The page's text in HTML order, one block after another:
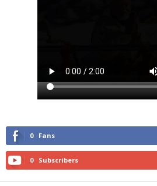
0 Fans
0 Subscribers